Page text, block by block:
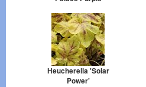
Heucherella 'Solar
Power'